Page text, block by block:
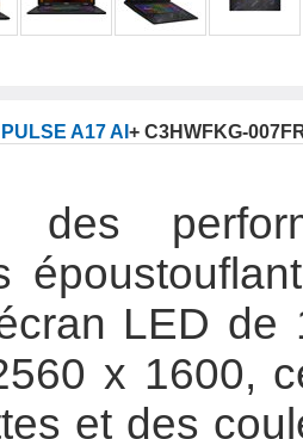
PULSE A17 AI + C3HWFKG-
des
LED de
x 1600,
et des